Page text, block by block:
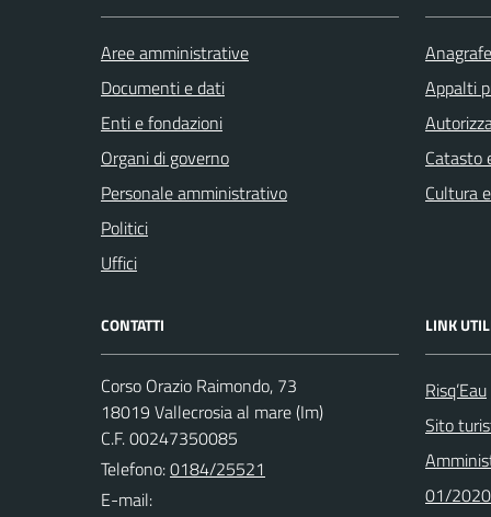
Aree amministrative
Documenti e dati
Enti e fondazioni
Organi di governo
Personale amministrativo
Politici
Uffici
Appalti
Catasto
Cultura
CONTATTI
Corso Orazio Raimondo, 73
18019 Vallecrosia al mare (Im)
C.F. 00247350085
Telefono:0184/25521
E-mail:
LINK
Risq’Eau
Sito
01/2020